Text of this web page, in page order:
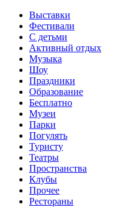
Выставки
Фестивали
С детьми
Активный отдых
Музыка
Шоу
Праздники
Образование
Бесплатно
Музеи
Парки
Погулять
Туристу
Театры
Пространства
Клубы
Прочее
Рестораны